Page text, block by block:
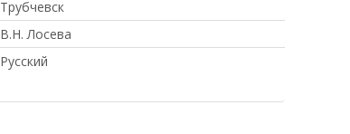
Трубчевск
В.Н. Лосева
Русский